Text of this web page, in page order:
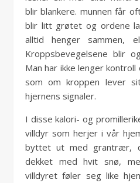
blir blankere. munnen får
blir litt grøtet og ordene
alltid henger sammen,
Kroppsbevegelsene blir
Man har ikke lenger
som om kroppen lever
hjernens signaler.
I disse kalori- og
villdyr som herjer i vår
byttet ut med grantrær,
dekket med hvit snø,
villdyret føler seg like